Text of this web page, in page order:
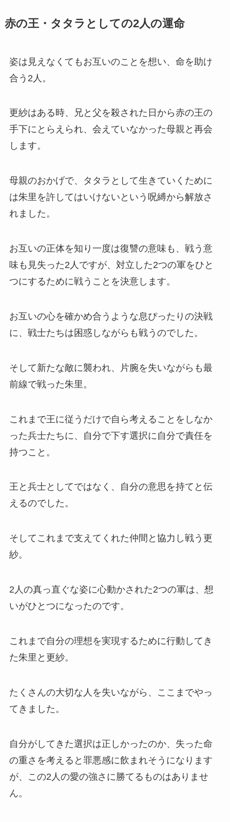
赤の王・タタラとしての2人の運命
姿は見えなくてもお互いのことを想い、命を助け
合う2人。
更紗はある時、兄と父を殺された日から赤の王の
手下にとらえられ、会えていなかった母親と再会
します。
母親のおかげで、タタラとして生きていくために
は朱里を許してはいけないという呪縛から解放さ
れました。
お互いの正体を知り一度は復讐の意味も、戦う意
味も見失った2人ですが、対立した2つの軍をひと
つにするために戦うことを決意します。
お互いの心を確かめ合うような息ぴったりの決戦
に、戦士たちは困惑しながらも戦うのでした。
そして新たな敵に襲われ、片腕を失いながらも最
前線で戦った朱里。
これまで王に従うだけで自ら考えることをしなか
った兵士たちに、自分で下す選択に自分で責任を
持つこと。
王と兵士としてではなく、自分の意思を持てと伝
えるのでした。
そしてこれまで支えてくれた仲間と協力し戦う更
紗。
2人の真っ直ぐな姿に心動かされた2つの軍は、想
いがひとつになったのです。
これまで自分の理想を実現するために行動してき
た朱里と更紗。
たくさんの大切な人を失いながら、ここまでやっ
てきました。
自分がしてきた選択は正しかったのか、失った命
の重さを考えると罪悪感に飲まれそうになります
が、この2人の愛の強さに勝てるものはありませ
ん。